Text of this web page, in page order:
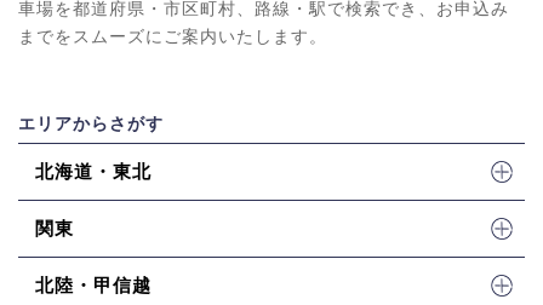
車場を都道府県・市区町村、路線・駅で検索でき、お申込み
までをスムーズにご案内いたします。
エリアからさがす
北海道・東北
関東
北陸・甲信越